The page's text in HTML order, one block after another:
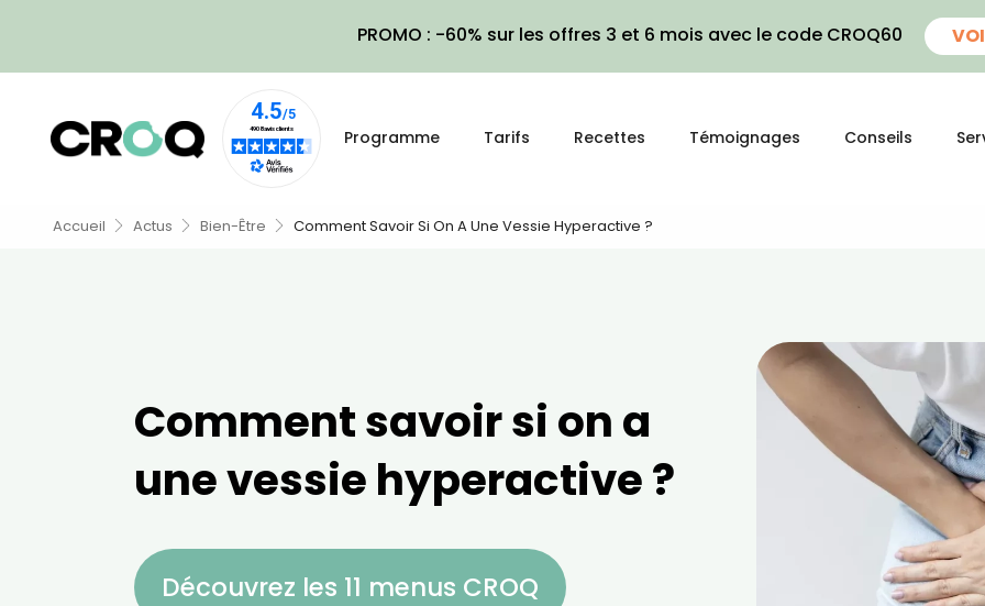
PROMO : -60% sur les offres 3 et 6 mois avec le code CROQ60
Programme Tarifs Recettes Témoignages Conseils
Accueil Actus Bien-Être Comment Savoir Si On A Une Vessie Hyperactive ?
Comment savoir si on a
une vessie hyperactive ?
Découvrez les 11 menus CROQ